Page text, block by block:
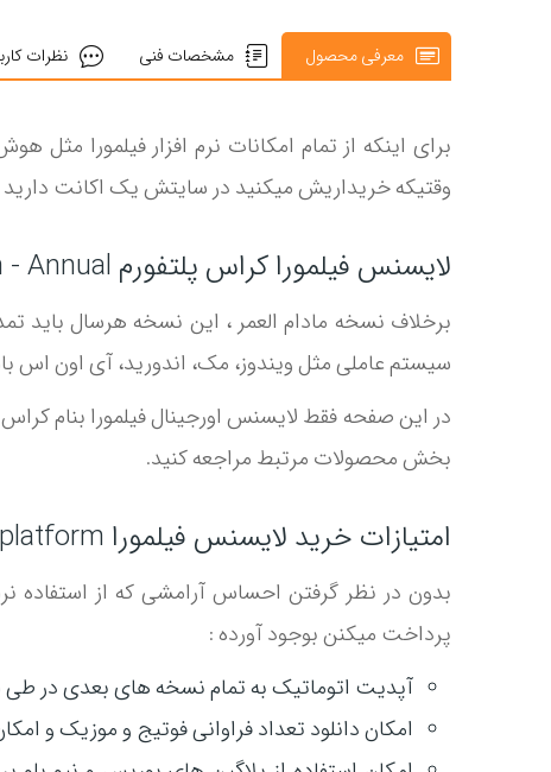
معرفی محصول مشخصات فنی نظرات
برای اینکه از تمام امکانات نرم افزار فیلمورا
وقتیکه خریداریش میکنید در سایتش یک اکانت دارید
لایسنس فیلمورا کراس پلتفورم Cross platform - Annual چیه؟
برخلاف نسخه مادام العمر ، این نسخه هرسال باید
سیستم عاملی مثل ویندوز، مک، اندورید، آی اون اس
بخش محصولات مرتبط مراجعه کنید.
امتیازات خرید لایسنس فیلمورا Cross platform
بدون در نظر گرفتن احساس آرامشی که از استفاده
پرداخت میکنن بوجود آورده :
آپدیت اتوماتیک به تمام نسخه های بعدی در طی
امکان دانلود تعداد فراوانی فوتیج و موزیک و